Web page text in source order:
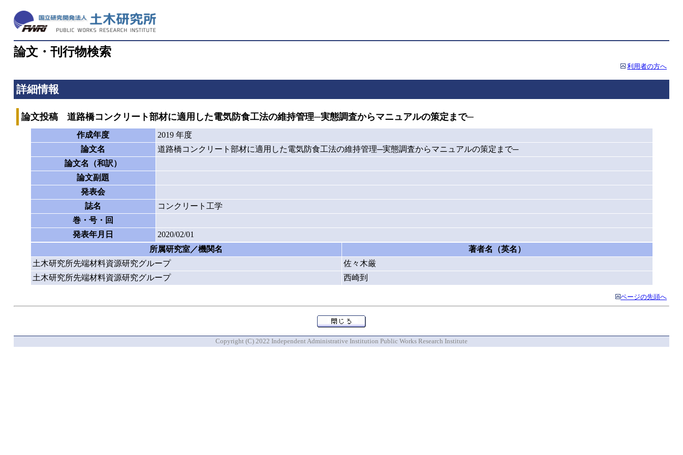
論文・刊行物検索
利用者の方へ
詳細情報
論文投稿 道路橋コンクリート部材に適用した電気防食工法の維持管理─実態調査からマニュアルの策定まで─
作成年度
2019 年度
論文名
道路橋コンクリート部材に適用した電気防食工法の維持管理─実態調査からマニュアルの策定まで─
論文名（和訳）
論文副題
発表会
誌名
コンクリート工学
巻・号・回
発表年月日
2020/02/01
所属研究室／機関名
著者名（英名）
土木研究所先端材料資源研究グループ
佐々木厳
土木研究所先端材料資源研究グループ
西崎到
ページの先頭へ
Copyright (C) 2022 Independent Administrative Institution Public Works Research Institute